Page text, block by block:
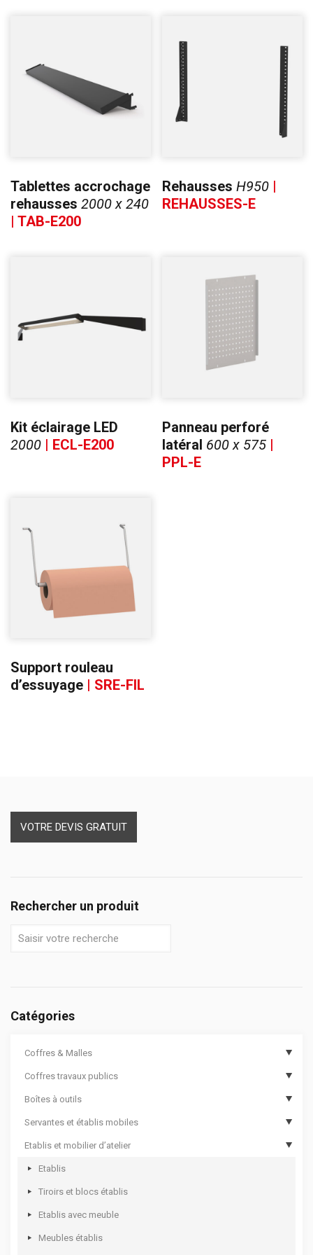
Tablettes accrochage
rehausses 2000 x 240
| TAB-E200
RehaussesH950 |
REHAUSSES-E
Kit éclairage LED
2000 | ECL-E200
Panneau perforé
latéral 600 x 575 |
PPL-E
Support rouleau
d’essuyage | SRE-FIL
VOTRE DEVIS GRATUIT
Rechercher un produit
Catégories
Coffres & Malles
Coffres de chantier
Options de coffres de chantier
Malles cantines
Coffres aluminium
Coffres rotomoulés
Coffres travaux publics
Coffres de travaux publics
Coffres de travaux publics sécurisés
Boîtes à outils
Boîtes à outils compartimentées
Boîtes à outils
Sacs à outils
Bac de transport pour outillage
Coffres de rangement
Valises à outils
Servantes et établis mobiles
Servantes d’atelier 12000
Servantes d’atelier 8000
Servantes d’atelier 7000
Servantes d’atelier 6000
Etablis mobiles
Etablis et mobilier d’atelier
Etablis
Tiroirs et blocs établis
Etablis avec meuble
Meubles établis